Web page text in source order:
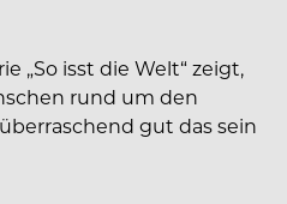
„So isst die Welt“ zeigt,
rund um den
gut das sein